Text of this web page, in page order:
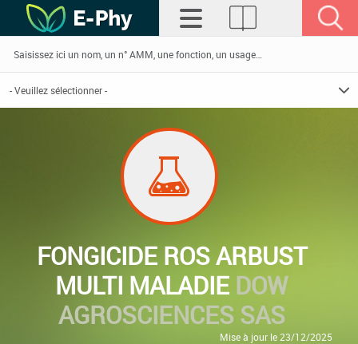
FONGICIDE ROS ARBUST
MULTI MALADIE DOW
AGROSCIENCES SAS
Mise à jour le 23/12/2025